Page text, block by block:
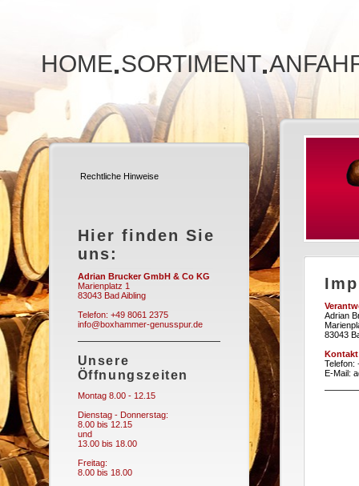
HOME SORTIMENT
Adrian
83043
Telefon:
E-Mail:
Rechtliche Hinweise
Hier finden Sie
uns:
Adrian Brucker GmbH & Co KG
Marienplatz 1
83043 Bad Aibling
Telefon: +49 8061 2375
info@boxhammer-genusspur.de
Unsere
Öffnungszeiten
Montag 8.00 - 12.15
Dienstag - Donnerstag:
8.00 bis 12.15
und
13.00 bis 18.00
Freitag:
8.00 bis 18.00